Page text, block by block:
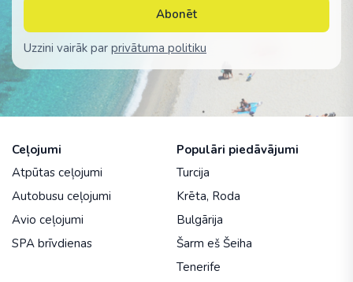
Abonēt
Uzzini vairāk par privātuma politiku
Ceļojumi
Atpūtas ceļojumi
Autobusu ceļojumi
Avio ceļojumi
SPA brīvdienas
Populāri piedāvājumi
Turcija
Krēta, Roda
Bulgārija
Šarm eš Šeiha
Tenerife